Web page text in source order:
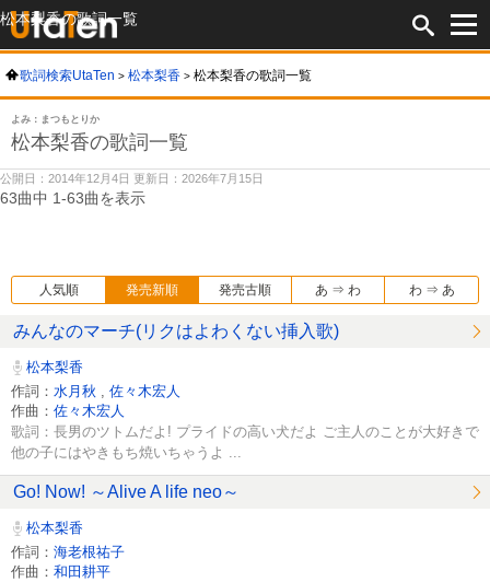
松本梨香の歌詞一覧
歌詞検索UtaTen 松本梨香 松本梨香の歌詞一覧
よみ：まつもとりか
松本梨香の歌詞一覧
公開日：2014年12月4日 更新日：2026年7月15日
63曲中 1-63曲を表示
人気順 発売新順 発売古順 あ ⇒ わ わ ⇒ あ
みんなのマーチ(リクはよわくない挿入歌)
松本梨香
作詞： 水月秋
佐々木宏人
作曲： 佐々木宏人
歌詞：長男のツトムだよ! プライドの高い犬だよ ご主人のことが大好きで
他の子にはやきもち焼いちゃうよ ...
Go! Now! ～Alive A life neo～
松本梨香
作詞： 海老根祐子
作曲： 和田耕平